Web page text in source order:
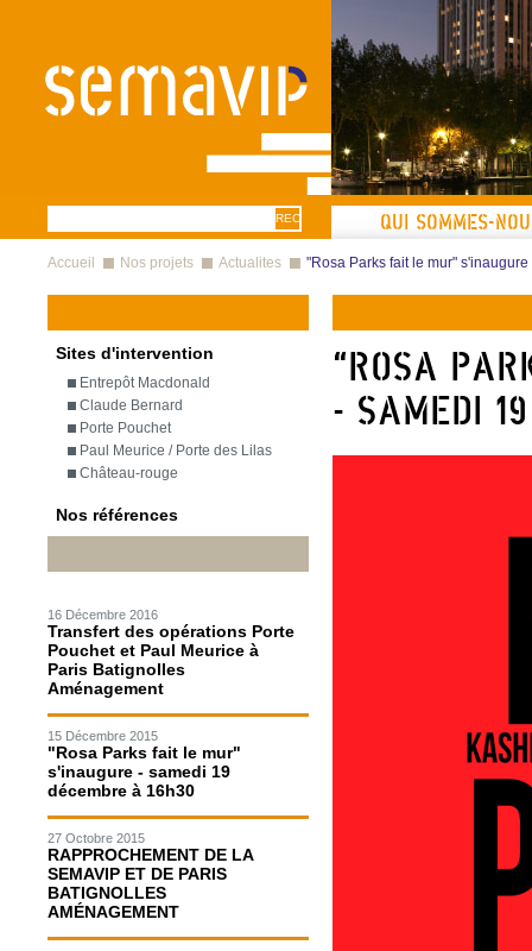
Formulaire
de recherche
QUI SOMMES-
Vous êtes ici
Accueil Nos projets Actualites "Rosa Parks fait le mur"
Sites d'intervention
Entrepôt Macdonald
Claude Bernard
Porte Pouchet
Paul Meurice / Porte des Lilas
Château-rouge
Nos références
16 Décembre 2016
Transfert des opérations Porte
Pouchet et Paul Meurice à
Paris Batignolles
Aménagement
15 Décembre 2015
"Rosa Parks fait le mur"
s'inaugure - samedi 19
décembre à 16h30
27 Octobre 2015
RAPPROCHEMENT DE LA
SEMAVIP ET DE PARIS
BATIGNOLLES
AMÉNAGEMENT
"Rosa
- samedi